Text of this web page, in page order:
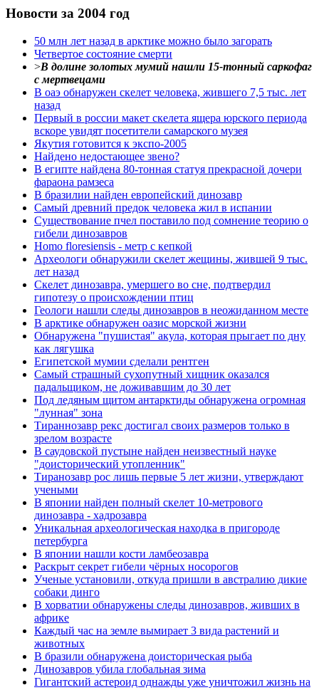
Новости за 2004 год
50 млн лет назад в арктике можно было загорать
Четвертое состояние смерти
>В долине золотых мумий нашли 15-тонный саркофаг
с мертвецами
В оаэ обнаружен скелет человека, жившего 7,5 тыс. лет
назад
Первый в россии макет скелета ящера юрского периода
вскоре увидят посетители самарского музея
Якутия готовится к экспо-2005
Найдено недостающее звено?
В египте найдена 80-тонная статуя прекрасной дочери
фараона рамзеса
В бразилии найден европейский динозавр
Самый древний предок человека жил в испании
Существование пчел поставило под сомнение теорию о
гибели динозавров
Homo floresiensis - метр с кепкой
Археологи обнаружили скелет жещины, жившей 9 тыс.
лет назад
Скелет динозавра, умершего во сне, подтвердил
гипотезу о происхождении птиц
Геологи нашли следы динозавров в неожиданном месте
В арктике обнаружен оазис морской жизни
Обнаружена "пушистая" акула, которая прыгает по дну
как лягушка
Египетской мумии сделали рентген
Самый страшный сухопутный хищник оказался
падальщиком, не доживавшим до 30 лет
Под ледяным щитом антарктиды обнаружена огромная
"лунная" зона
Тираннозавр рекс достигал своих размеров только в
зрелом возрасте
В саудовской пустыне найден неизвестный науке
"доисторический утопленник"
Тиранозавр рос лишь первые 5 лет жизни, утверждают
учеными
В японии найден полный скелет 10-метрового
динозавра - хадрозавра
Уникальная археологическая находка в пригороде
петербурга
В японии нашли кости ламбеозавра
Раскрыт секрет гибели чёрных носорогов
Ученые установили, откуда пришли в австралию дикие
собаки динго
В хорватии обнаружены следы динозавров, живших в
африке
Каждый час на земле вымирает 3 вида растений и
животных
В бразили обнаружена доисторическая рыба
Динозавров убила глобальная зима
Гигантский астероид однажды уже уничтожил жизнь на